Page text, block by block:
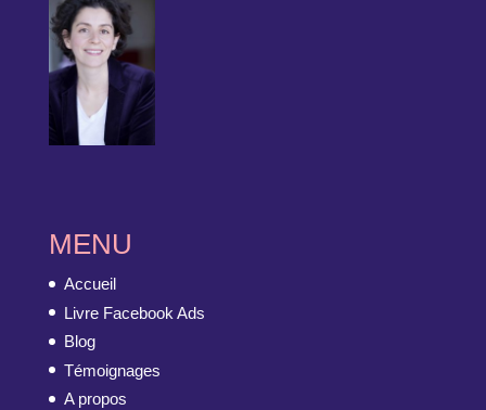
MENU
Accueil
Livre Facebook Ads
Blog
Témoignages
A propos